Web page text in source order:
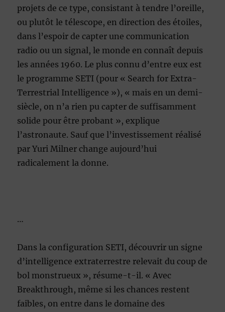
projets de ce type, consistant à tendre l’oreille,
ou plutôt le télescope, en direction des étoiles,
dans l’espoir de capter une communication
radio ou un signal, le monde en connaît depuis
les années 1960. Le plus connu d’entre eux est
le programme SETI (pour « Search for Extra-
Terrestrial Intelligence »), « mais en un demi-
siècle, on n’a rien pu capter de suffisamment
solide pour être probant », explique
l’astronaute. Sauf que l’investissement réalisé
par Yuri Milner change aujourd’hui
radicalement la donne.
…
Dans la configuration SETI, découvrir un signe
d’intelligence extraterrestre relevait du coup de
bol monstrueux », résume-t-il. « Avec
Breakthrough, même si les chances restent
faibles, on entre dans le domaine des